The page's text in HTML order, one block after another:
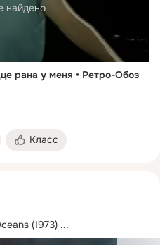
найдено
рана у меня • Ретро-Обоз
Класс
(1973) ...